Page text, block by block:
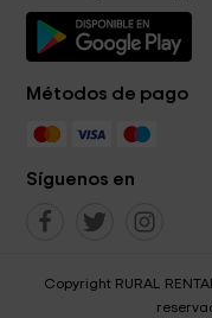
Métodos de pago
Síguenos en
Copyright RURAL